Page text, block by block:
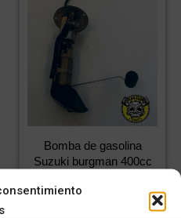
Bomba de gasolina
Suzuki burgman 400cc
84,58